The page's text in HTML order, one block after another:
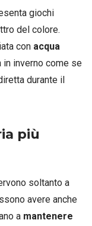
giochi
del colore.
con acqua
in inverno come se
durante il
più
soltanto a
avere anche
a mantenere